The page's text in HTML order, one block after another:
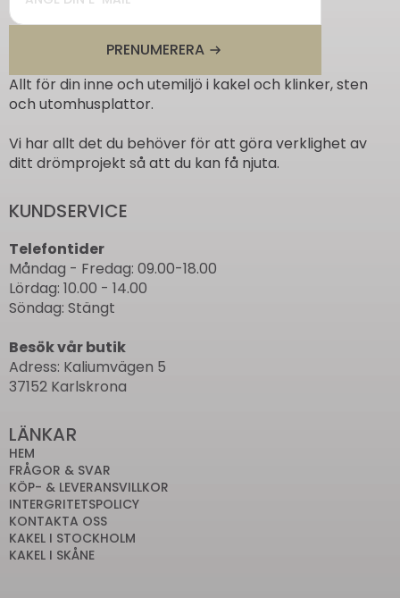
PRENUMERERA
Allt för din inne och utemiljö i kakel och klinker, sten
och utomhusplattor.
Vi har allt det du behöver för att göra verklighet av
ditt drömprojekt så att du kan få njuta.
KUNDSERVICE
Telefontider
Måndag - Fredag: 09.00-18.00
Lördag: 10.00 - 14.00
Söndag: Stängt
Besök vår butik
Adress: Kaliumvägen 5
37152 Karlskrona
LÄNKAR
HEM
FRÅGOR & SVAR
KÖP- & LEVERANSVILLKOR
INTERGRITETSPOLICY
KONTAKTA OSS
KAKEL I STOCKHOLM
KAKEL I SKÅNE